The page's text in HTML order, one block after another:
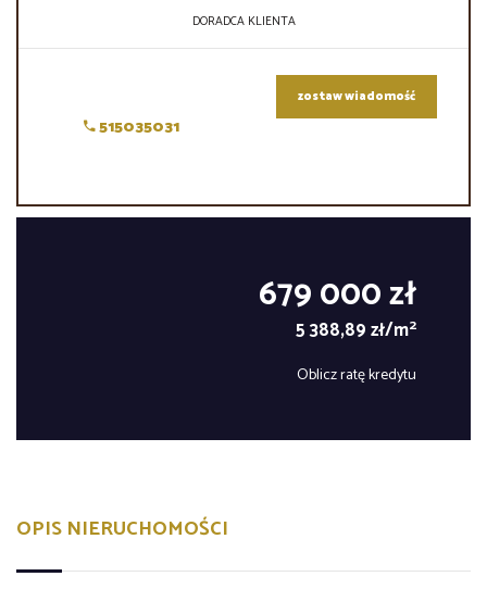
DORADCA KLIENTA
515035031
zostaw wiadomość
679 000 zł
5 388,89 zł/m2
Oblicz ratę kredytu
OPIS NIERUCHOMOŚCI